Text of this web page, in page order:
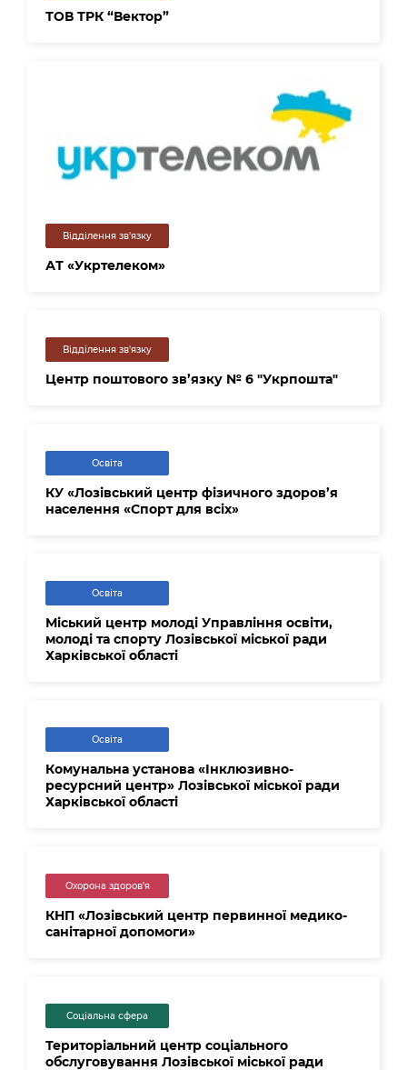
ТОВ ТРК “Вектор”
Відділення зв'язку
АТ «Укртелеком»
Відділення зв'язку
Центр поштового зв’язку № 6 "Укрпошта"
Освіта
КУ «Лозівський центр фізичного здоров’я
населення «Спорт для всіх»
Освіта
Міський центр молоді Управління освіти,
молоді та спорту Лозівської міської ради
Харківської області
Освіта
Комунальна установа «Інклюзивно-
ресурсний центр» Лозівської міської ради
Харківської області
Охорона здоров'я
КНП «Лозівський центр первинної медико-
санітарної допомоги»
Соціальна сфера
Територіальний центр соціального
обслуговування Лозівської міської ради